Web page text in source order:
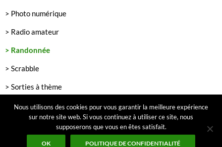
> Photo numérique
> Radio amateur
> Randonnée
> Scrabble
> Sorties à thème
> Théâtre
Nous utilisons des cookies pour vous garantir la meilleure expérience
sur notre site web. Si vous continuez à utiliser ce site, nous
supposerons que vous en êtes satisfait.
OK POLITIQUE DE CONFIDENTIALITÉ